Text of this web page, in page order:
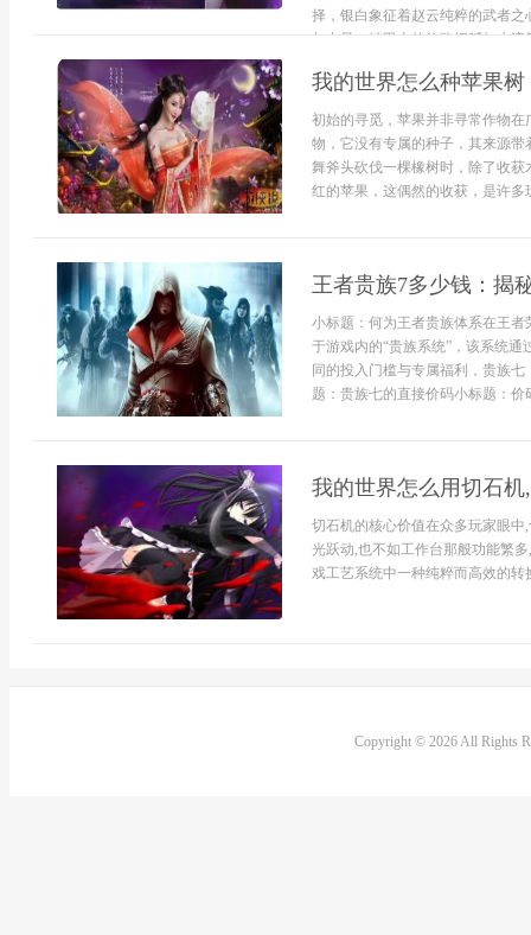
择，银白象征着赵云纯粹的武者
与力量，铠甲上的纹路细腻如水
我的世界怎么种苹果
初始的寻觅，苹果并非寻常作物
物，它没有专属的种子，其来源
舞斧头砍伐一棵橡树时，除了收获
红的苹果，这偶然的收获，是许
王者贵族7多少钱：揭
小标题：何为王者贵族体系在王
于游戏内的“贵族系统”，该系统
同的投入门槛与专属福利，贵族
题：贵族七的直接价码小标题：
我的世界怎么用切石
切石机的核心价值在众多玩家眼
光跃动,也不如工作台那般功能繁
戏工艺系统中一种纯粹而高效的转
Copyright © 2026 All Rights